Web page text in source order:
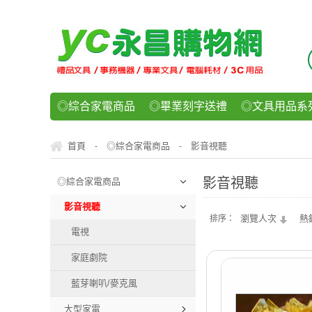
◎綜合家電商品 ◎畢業刻字送禮 ◎文具用品系
◎運動/休閒/樂器 ◎客製化禮贈品 ◎食品/零食/
首頁 - ◎綜合家電商品 - 影音視聽
◎綜合家電商品
影音視聽
電視
家庭劇院
藍芽喇叭/麥克風
大型家電
影音視聽
排序： 瀏覽人次 熱